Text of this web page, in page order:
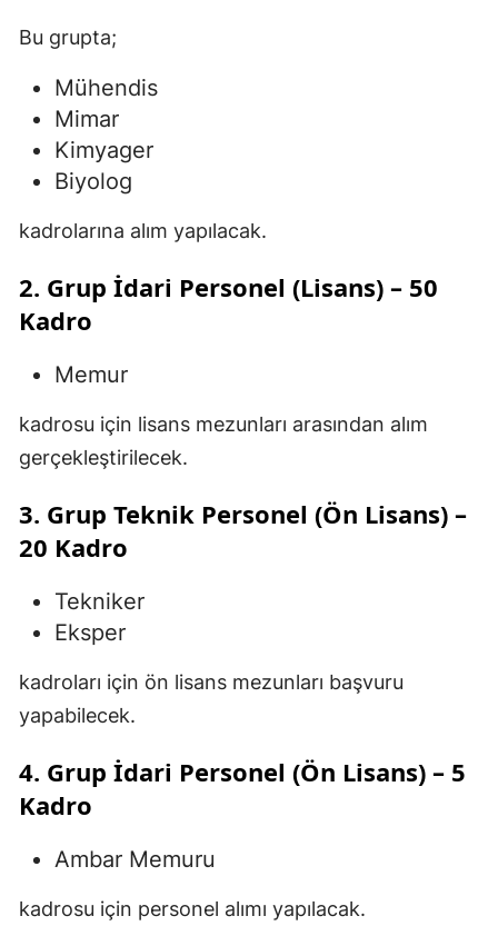
Bu grupta;
Mühendis
Mimar
Kimyager
Biyolog
kadrolarına alım yapılacak.
2. Grup İdari Personel (Lisans) – 50
Kadro
Memur
kadrosu için lisans mezunları arasından alım
gerçekleştirilecek.
3. Grup Teknik Personel (Ön Lisans) –
20 Kadro
Tekniker
Eksper
kadroları için ön lisans mezunları başvuru
yapabilecek.
4. Grup İdari Personel (Ön Lisans) – 5
Kadro
Ambar Memuru
kadrosu için personel alımı yapılacak.